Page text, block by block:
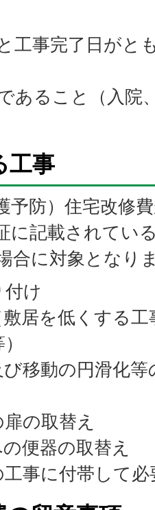
工事完了日がと
あること（入院
工事
予防）住宅改修
に記載されてい
合に対象となり
け
居を低くする
移動の円滑化
の取替え
便器の取替え
事に付帯して